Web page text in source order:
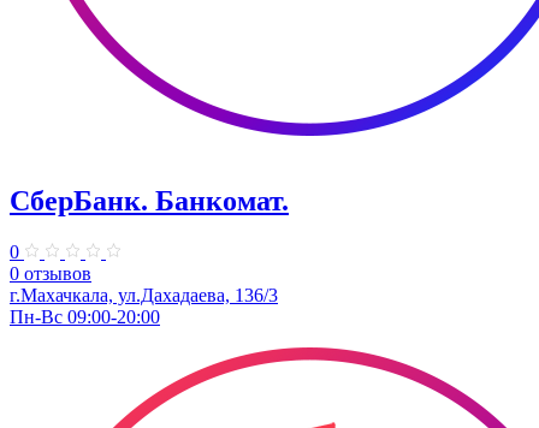
СберБанк. Банкомат.
0
0 отзывов
г.Махачкала, ул.Дахадаева, 136/3
Пн-Вс 09:00-20:00